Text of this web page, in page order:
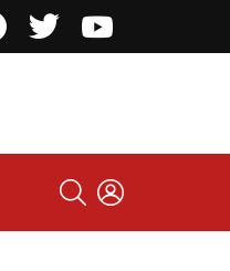
SEARCH